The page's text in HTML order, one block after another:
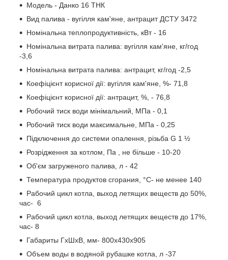
Модель - Данко 16 ТНК
Вид палива - вугілля кам'яне, антрацит ДСТУ 3472
Номінальна теплопродуктивність, кВт - 16
Номінальна витрата палива: вугілля кам'яне, кг/год
-3,6
Номінальна витрата палива: антрацит, кг/год -2,5
Коефіцієнт корисної дії: вугілля кам'яне, %- 71,8
Коефіцієнт корисної дії: антрацит, %, - 76,8
Робочий тиск води мінімальний, МПа - 0,1
Робочий тиск води максимальне, МПа - 0,25
Підключення до системи опалення, різьба G 1 ½
Розрідження за котлом, Па , не більше - 10-20
Об'єм загруженого палива, л - 42
Температура продуктов сгорания, °С- не менее 140
Рабочий цикл котла, выход летящих веществ до 50%,
час- 6
Рабочий цикл котла, выход летящих веществ до 17%,
час- 8
Габариты ГхШхВ, мм- 800х430х905
Объем воды в водяной рубашке котла, л -37